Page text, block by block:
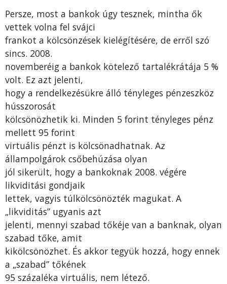
Persze, most a bankok úgy tesznek, mintha ők
vettek volna fel svájci
frankot a kölcsönzések kielégítésére, de erről szó
sincs. 2008.
novemberéig a bankok kötelező tartalékrátája 5 %
volt. Ez azt jelenti,
hogy a rendelkezésükre álló tényleges pénzeszköz
hússzorosát
kölcsönözhetik ki. Minden 5 forint tényleges pénz
mellett 95 forint
virtuális pénzt is kölcsönadhatnak. Az
állampolgárok csőbehúzása olyan
jól sikerült, hogy a bankoknak 2008. végére
likviditási gondjaik
lettek, vagyis túlkölcsönözték magukat. A
„likviditás” ugyanis azt
jelenti, mennyi szabad tőkéje van a banknak, olyan
szabad tőke, amit
kikölcsönözhet. És akkor tegyük hozzá, hogy ennek
a „szabad” tőkének
95 százaléka virtuális, nem létező.